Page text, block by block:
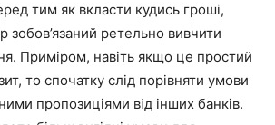
тим як вкласти кудись гроші,
зобов’язаний ретельно вивчити
Приміром, навіть якщо це простий
то спочатку слід порівняти умови
пропозиціями від інших банків.